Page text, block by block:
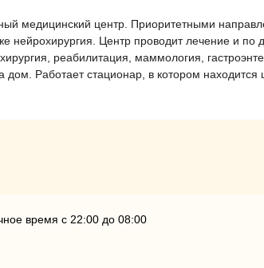
медицинский центр. Приоритетными
нейрохирургия. Центр проводит лечение и по
реабилитация, маммология,
дом. Работает стационар, в котором находится
время с 22:00 до 08:00